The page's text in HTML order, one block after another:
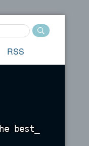
RSS
he best